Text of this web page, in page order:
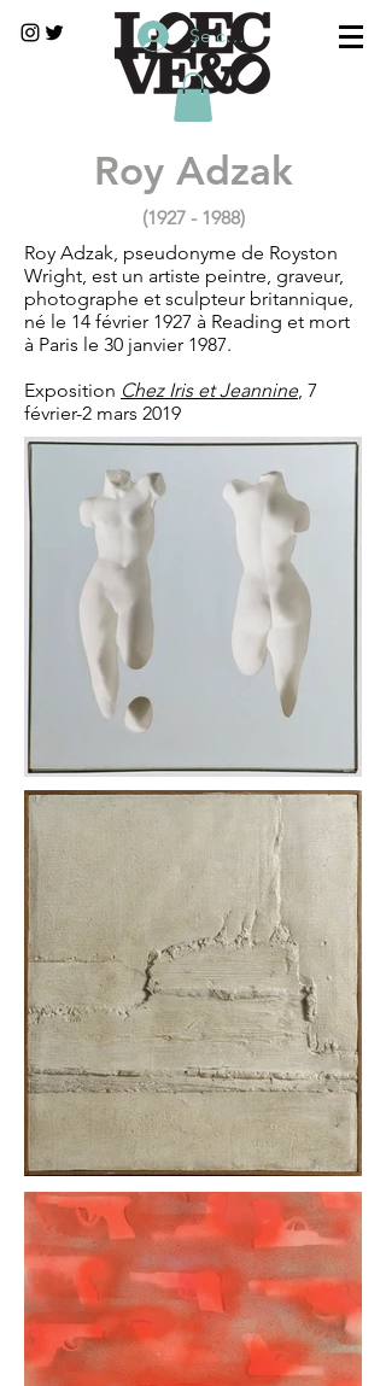
Se connecter
Roy Adzak
(1927 - 1988)
Roy Adzak, pseudonyme de Royston
Wright, est un artiste peintre, graveur,
photographe et sculpteur britannique,
né le 14 février 1927 à Reading et mort
à Paris le 30 janvier 1987.
Exposition Chez Iris et Jeannine, 7
février-2 mars 2019